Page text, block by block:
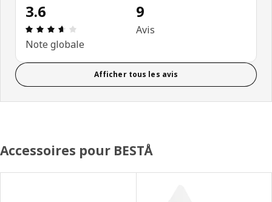
3.6
Avis: 3.6 sur 5 étoiles Nombre total d'avis: 9
Note globale
9
Avis
Afficher tous les avis
Accessoires pour BESTÅ